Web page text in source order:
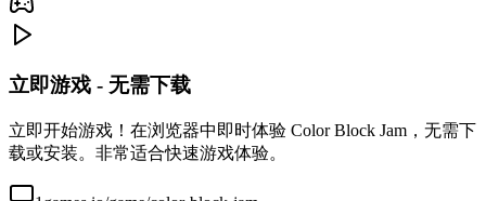
立即游戏 - 无需下载
立即开始游戏！在浏览器中即时体验 Color Block Jam，无需下
载或安装。非常适合快速游戏体验。